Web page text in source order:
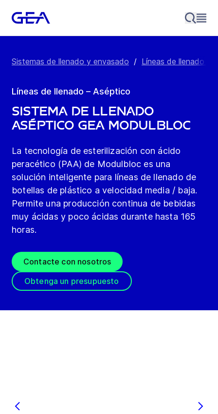
Sistemas de llenado y envasado / Líneas de llenado -
Líneas de llenado – Aséptico
Sistema de llenado
aséptico GEA Modulbloc
La tecnología de esterilización con ácido
peracético (PAA) de Modulbloc es una
solución inteligente para líneas de llenado de
botellas de plástico a velocidad media / baja.
Permite una producción continua de bebidas
muy ácidas y poco ácidas durante hasta 165
horas.
Contacte con nosotros
Obtenga un presupuesto